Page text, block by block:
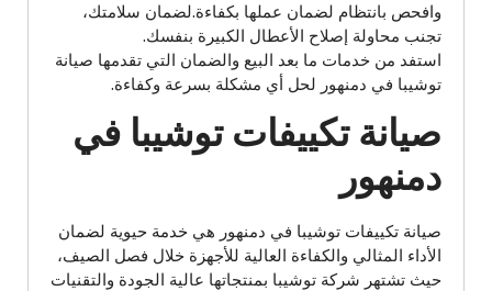
وافحص بانتظام لضمان عملها بكفاءة.لضمان سلامتك،
تجنب محاولة إصلاح الأعطال الكبيرة بنفسك.
استفد من خدمات ما بعد البيع والضمان التي تقدمها صيانة
توشيبا في دمنهور لحل أي مشكلة بسرعة وكفاءة.
صيانة تكييفات توشيبا في
دمنهور
صيانة تكييفات توشيبا في دمنهور هي خدمة حيوية لضمان
الأداء المثالي والكفاءة العالية للأجهزة خلال فصل الصيف،
حيث تشتهر شركة توشيبا بمنتجاتها عالية الجودة والتقنيات